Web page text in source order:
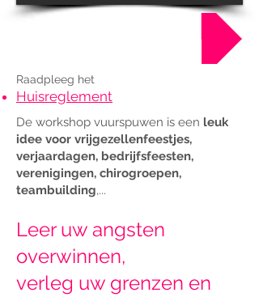
Raadpleeg het
Huisreglement
De workshop vuurspuwen is een leuk
idee voor vrijgezellenfeestjes,
verjaardagen, bedrijfsfeesten,
verenigingen, chirogroepen,
teambuilding,...
Leer uw angsten
overwinnen,
verleg uw grenzen en